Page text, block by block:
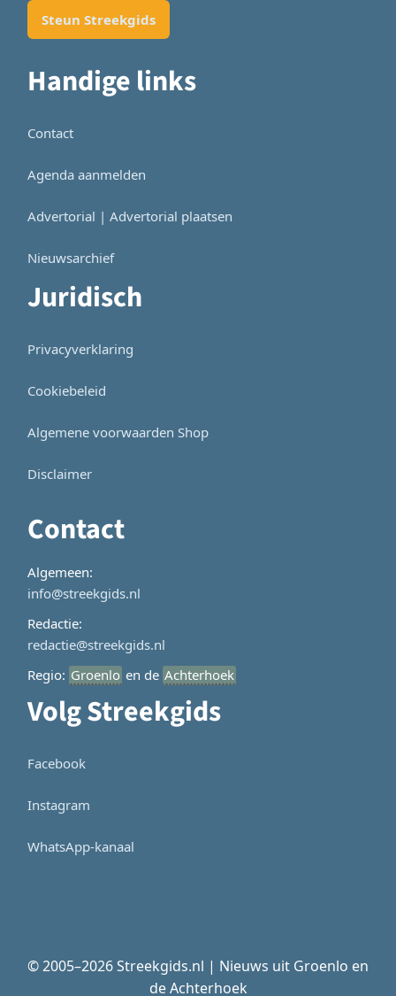
Steun Streekgids
Handige links
Contact
Agenda aanmelden
Advertorial | Advertorial plaatsen
Nieuwsarchief
Juridisch
Privacyverklaring
Cookiebeleid
Algemene voorwaarden Shop
Disclaimer
Contact
Algemeen:
info@streekgids.nl
Redactie:
redactie@streekgids.nl
Regio: Groenlo en de Achterhoek
Volg Streekgids
Facebook
Instagram
WhatsApp-kanaal
© 2005–2026 Streekgids.nl | Nieuws uit Groenlo en
de Achterhoek